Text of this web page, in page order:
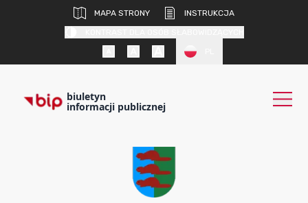
MAPA STRONY
INSTRUKCJA
biuletyn
informacji publicznej